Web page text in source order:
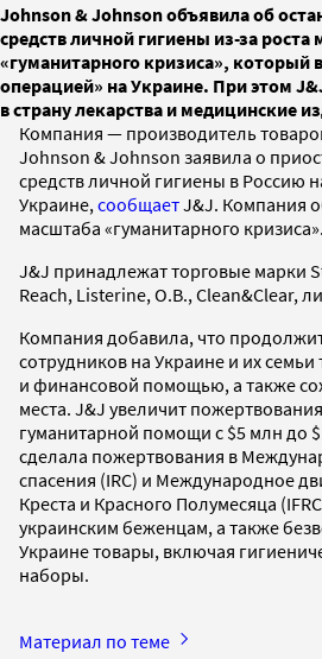
Johnson & Johnson объявила об
средств личной гигиены из-за роста
«гуманитарного кризиса», который
операцией» на Украине. При этом
в страну лекарства и медицинские
Компания — производитель
Johnson & Johnson заявила о
средств личной гигиены в Россию
Украине, сообщаетJ&J. Компания
масштаба «гуманитарного кризиса».
J&J принадлежат торговые марки
Reach, Listerine, O.B., Clean&Clear,
Компания добавила, что
сотрудников на Украине и их
и финансовой помощью, а также
места. J&J увеличит
гуманитарной помощи с $5 млн до
сделала пожертвования в
спасения (IRC) и Международное
Креста и Красного Полумесяца
украинским беженцам, а также
Украине товары, включая
наборы.
Материал по теме